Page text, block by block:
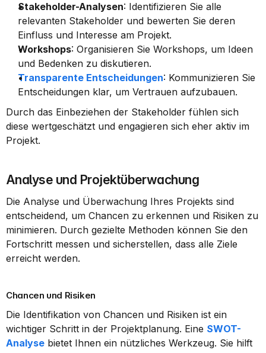
Stakeholder-Analysen: Identifizieren Sie alle
relevanten Stakeholder und bewerten Sie deren
Einfluss und Interesse am Projekt.
Workshops: Organisieren Sie Workshops, um Ideen
und Bedenken zu diskutieren.
Transparente Entscheidungen: Kommunizieren Sie
Entscheidungen klar, um Vertrauen aufzubauen.
Durch das Einbeziehen der Stakeholder fühlen sich
diese wertgeschätzt und engagieren sich eher aktiv im
Projekt.
Analyse und Projektüberwachung
Die Analyse und Überwachung Ihres Projekts sind
entscheidend, um Chancen zu erkennen und Risiken zu
minimieren. Durch gezielte Methoden können Sie den
Fortschritt messen und sicherstellen, dass alle Ziele
erreicht werden.
Chancen und Risiken
Die Identifikation von Chancen und Risiken ist ein
wichtiger Schritt in der Projektplanung. Eine SWOT-
Analyse bietet Ihnen ein nützliches Werkzeug. Sie hilft